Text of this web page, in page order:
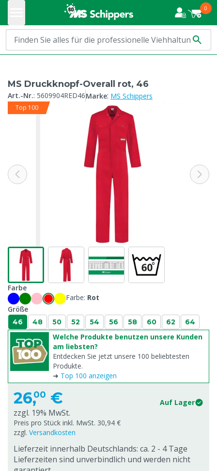
0
MS Druckknopf-Overall rot, 46
Art.-Nr.: 5609904RED46Marke: MS Schippers
Top 100
Farbe
Farbe: Rot
Größe
46 48 50 52 54 56 58 60 62 64
Welche Produkte benutzen unsere Kunden
am liebsten?
Entdecken Sie jetzt unsere 100 beliebtesten
Produkte.
➜ Top 100 anzeigen
26,00 € Auf Lager
zzgl. 19% MwSt.
Preis pro Stück inkl. MwSt. 30,94 €
zzgl. Versandkosten
Lieferzeit innerhalb Deutschlands: ca. 2 - 4 Tage
Lieferzeiten sind unverbindlich und werden nicht